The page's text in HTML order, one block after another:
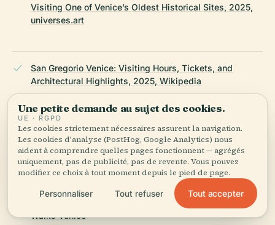
Visiting One of Venice’s Oldest Historical Sites, 2025,
universes.art
San Gregorio Venice: Visiting Hours, Tickets, and
Architectural Highlights, 2025, Wikipedia
San Gregorio Venice: A Visitor’s Guide to History, Art &
Cultural Legacy, 2025, Wikipedia
San Gregorio Venice Visiting Hours, Tickets & Travel
Guide: Explore This Historic Venice Site, 2025, History
Walks Venice
Une petite demande au sujet des cookies.
UE · RGPD
Les cookies strictement nécessaires assurent la navigation.
Les cookies d'analyse (PostHog, Google Analytics) nous
aident à comprendre quelles pages fonctionnent — agrégés
uniquement, pas de publicité, pas de revente. Vous pouvez
modifier ce choix à tout moment depuis le pied de page.
Personnaliser Tout refuser Tout accepter